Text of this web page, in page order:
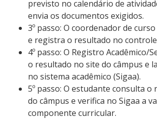
previsto no calendário de
envia os documentos exigidos.
3º passo: O coordenador de
e registra o resultado no
4º passo: O Registro Acadêmico/
o resultado no site do câmpus e
no sistema acadêmico (Sigaa).
5º passo: O estudante consulta
do câmpus e verifica no Sigaa a
componente curricular.